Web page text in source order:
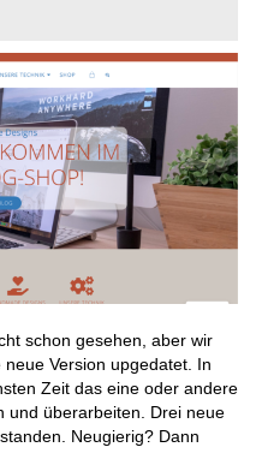
schon gesehen, aber wir
neue Version upgedatet. In
Zeit das eine oder andere
und überarbeiten. Drei neue
Neugierig? Dann